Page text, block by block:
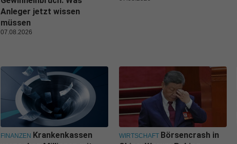
Anleger jetzt wissen
müssen
07.08.2026
FINANZEN Krankenkassen
WIRTSCHAFT Börsencrash in